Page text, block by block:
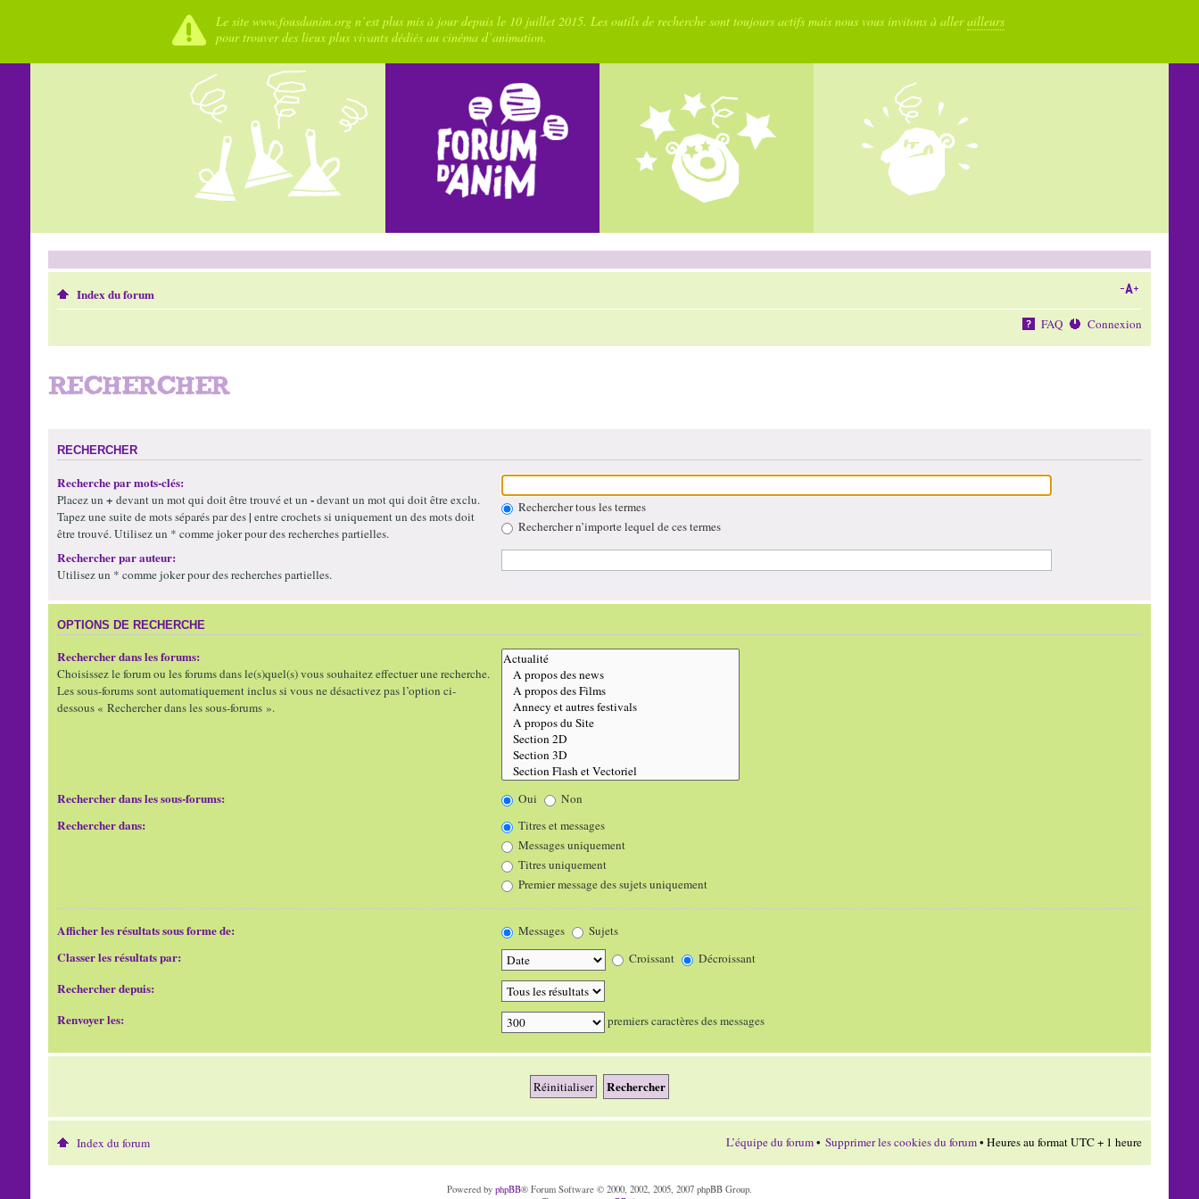
Le site www.fousdanim.org n’est plus mis à jour depuis le 10 juillet 2015. Les outils de recherche sont toujours actifs mais nous vous invitons à allerailleurs
pour trouver des lieux plus vivants dédiés au cinéma d’animation.
Index du forum
FAQ Connexion
RECHERCHER
RECHERCHER
Recherche par mots-clés:
Placez un + devant un mot qui doit être trouvé et un -devant un mot qui doit être exclu.
Tapez une suite de mots séparés par des| entre crochets si uniquement un des mots doit
être trouvé. Utilisez un * comme joker pour des recherches partielles.
Rechercher tous les termes
Rechercher n’importe lequel de ces termes
Rechercher par auteur:
Utilisez un * comme joker pour des recherches partielles.
OPTIONS DE RECHERCHE
Rechercher dans les forums:
Choisissez le forum ou les forums dans le(s)quel(s) vous souhaitez effectuer une recherche.
Les sous-forums sont automatiquement inclus si vous ne désactivez pas l’option ci-
dessous « Rechercher dans les sous-forums ».
Rechercher dans les sous-forums: Oui Non
Rechercher dans:
Titres et messages
Messages uniquement
Titres uniquement
Premier message des sujets uniquement
Afficher les résultats sous forme de: Messages Sujets
Classer les résultats par: Croissant Décroissant
Rechercher depuis:
Renvoyer les:
premiers caractères des messages
Index du forum L’équipe du forum• Supprimer les cookies du forum• Heures au format UTC + 1 heure
Powered by phpBB® Forum Software © 2000, 2002, 2005, 2007 phpBB Group.